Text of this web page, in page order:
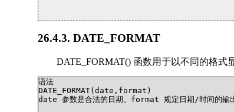
26.4.3. DATE_FORMAT
DATE_FORMAT() 函数用于以不同的格式
语法
DATE_FORMAT(date,format)
date 参数是合法的日期。format 规定日期/时间的输出